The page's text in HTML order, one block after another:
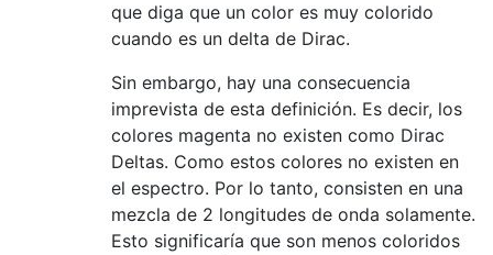
que diga que un color es muy colorido
cuando es un delta de Dirac.
Sin embargo, hay una consecuencia
imprevista de esta definición. Es decir, los
colores magenta no existen como Dirac
Deltas. Como estos colores no existen en
el espectro. Por lo tanto, consisten en una
mezcla de 2 longitudes de onda solamente.
Esto significaría que son menos coloridos